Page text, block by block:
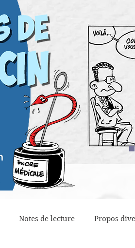
Notes de lecture Propos